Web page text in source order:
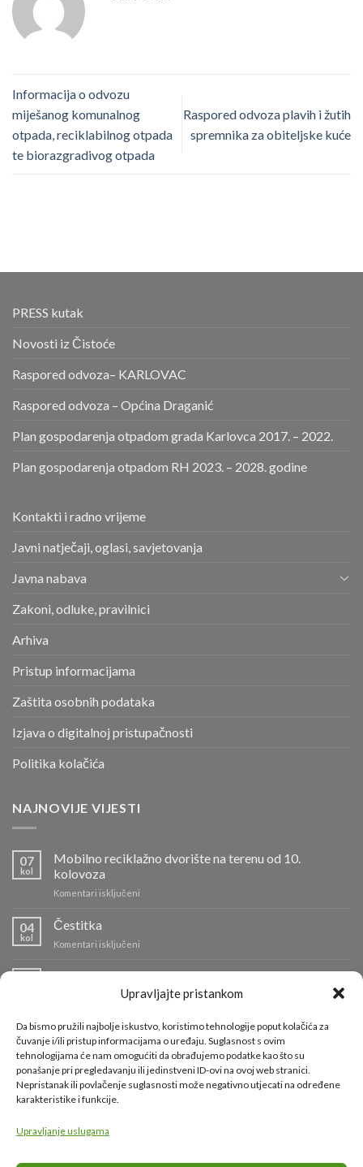
Upravljajte pristankom
Da bismo pružili najbolje iskustvo, koristimo tehnologije poput kolačića za
čuvanje i/ili pristup informacijama o uređaju. Suglasnost s ovim
tehnologijama će nam omogućiti da obrađujemo podatke kao što su
ponašanje pri pregledavanju ili jedinstveni ID-ovi na ovoj web stranici.
Nepristanak ili povlačenje suglasnosti može negativno utjecati na određene
karakteristike i funkcije.
Upravljanje uslugama
Informacija o odvozu
miješanog komunalnog
otpada, reciklabilnog otpada
te biorazgradivog otpada
Raspored odvoza plavih i žutih
spremnika za obiteljske kuće
PRESS kutak
Novosti iz Čistoće
Raspored odvoza– KARLOVAC
Raspored odvoza – Općina Draganić
Plan gospodarenja otpadom grada Karlovca 2017. – 2022.
Plan gospodarenja otpadom RH 2023. – 2028. godine
Kontakti i radno vrijeme
Javni natječaji, oglasi, savjetovanja
Javna nabava
Zakoni, odluke, pravilnici
Arhiva
Pristup informacijama
Zaštita osobnih podataka
Izjava o digitalnoj pristupačnosti
Politika kolačića
NAJNOVIJE VIJESTI
07
kol
Mobilno reciklažno dvorište na terenu od 10.
kolovoza
Komentari isključeni
od
kolovoza
04
kol
Čestitka
Komentari isključeni
Info o radu reciklažnih dvorišta i odvozu komunalnog
Info
o
radu
reciklažnih
dvorišta
i
01
kol
Požar na Odlagalištu Ilovac lokaliziran
Komentari isključeniza
Požar
na
KORISNI LINKOVI